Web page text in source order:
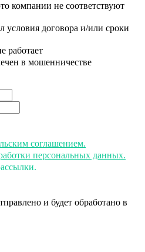
компании не соответствуют
условия договора и/или сроки
работает
в мошенничестве
соглашением.
персональных данных.
и будет обработано в